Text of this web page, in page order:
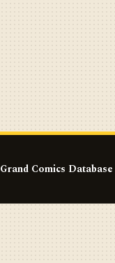
Grand Comics Database